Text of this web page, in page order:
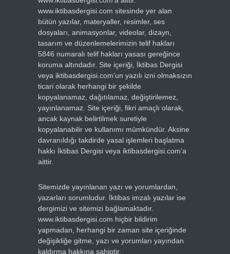
www.iktibasdergisi.com sitesinde yer alan
bütün yazılar, materyaller, resimler, ses
dosyaları, animasyonlar, videolar, dizayn,
tasarım ve düzenlemelerimizin telif hakları
5846 numaralı telif hakları yasası gereğince
koruma altındadır. Site içeriği, İktibas Dergisi
veya iktibasdergisi.com’un yazılı izni olmaksızın
ticari olarak herhangi bir şekilde
kopyalanamaz, dağıtılamaz, değiştirilemez,
yayınlanamaz. Site içeriği, fikri amaçlı olarak,
ancak kaynak belirtilmek suretiyle
kopyalanabilir ve kullanımı mümkündür. Aksine
davranıldığı takdirde yasal işlemleri başlatma
hakkı İktibas Dergisi veya iktibasdergisi.com’a
aittir.
Sitemizde yayınlanan yazı ve yorumlardan,
yazarları sorumludur. İktibas imzalı yazılar ise
dergimizi ve sitemizi bağlamaktadır.
www.iktibasdergisi.com hiçbir bildirim
yapmadan, herhangi bir zaman site içeriğinde
değişikliğe gitme, yazı ve yorumları yayından
kaldırma hakkına sahiptir.